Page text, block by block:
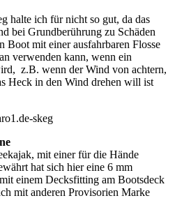
halte ich für nicht so gut, da das
bei Grundberührung zu Schäden
Boot mit einer ausfahrbaren Flosse
verwenden kann, wenn ein
z.B. wenn der Wind von achtern,
Heck in den Wind drehen will ist
mit einer für die Hände
hat sich hier eine 6 mm
einem Decksfitting am Bootsdeck
mit anderen Provisorien Marke